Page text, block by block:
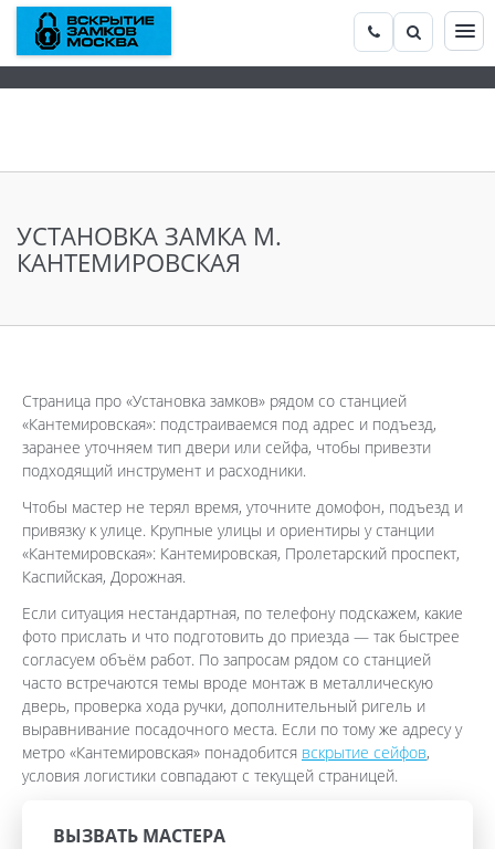
УСТАНОВКА ЗАМКА М.
КАНТЕМИРОВСКАЯ
Страница про «Установка замков» рядом со станцией
«Кантемировская»: подстраиваемся под адрес и подъезд,
заранее уточняем тип двери или сейфа, чтобы привезти
подходящий инструмент и расходники.
Чтобы мастер не терял время, уточните домофон, подъезд и
привязку к улице. Крупные улицы и ориентиры у станции
«Кантемировская»: Кантемировская, Пролетарский проспект,
Каспийская, Дорожная.
Если ситуация нестандартная, по телефону подскажем, какие
фото прислать и что подготовить до приезда — так быстрее
согласуем объём работ. По запросам рядом со станцией
часто встречаются темы вроде монтаж в металлическую
дверь, проверка хода ручки, дополнительный ригель и
выравнивание посадочного места. Если по тому же адресу у
метро «Кантемировская» понадобится вскрытие сейфов,
условия логистики совпадают с текущей страницей.
ВЫЗВАТЬ МАСТЕРА